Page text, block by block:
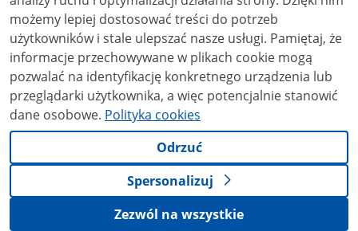
możemy lepiej dostosować treści do potrzeb
użytkowników i stale ulepszać nasze usługi. Pamiętaj, że
informacje przechowywane w plikach cookie mogą
pozwalać na identyfikację konkretnego urządzenia lub
przeglądarki użytkownika, a więc potencjalnie stanowić
dane osobowe. Polityka cookies
Odrzuć
Spersonalizuj
Zezwól na wszystkie